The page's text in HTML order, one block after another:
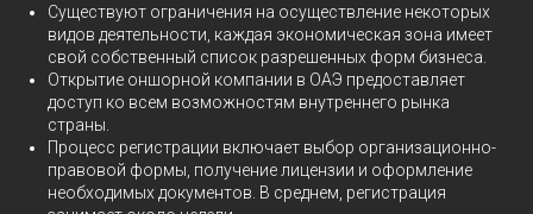
Существуют ограничения на осуществление некоторых
видов деятельности, каждая экономическая зона имеет
свой собственный список разрешенных форм бизнеса.
Открытие оншорной компании в ОАЭ предоставляет
доступ ко всем возможностям внутреннего рынка
страны.
Процесс регистрации включает выбор организационно-
правовой формы, получение лицензии и оформление
необходимых документов. В среднем, регистрация